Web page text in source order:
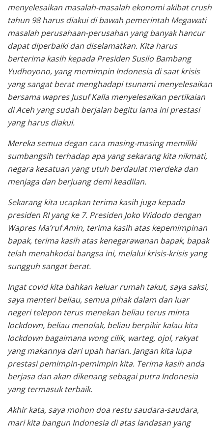
menyelesaikan masalah-masalah ekonomi akibat crush
tahun 98 harus diakui di bawah pemerintah Megawati
masalah perusahaan-perusahan yang banyak hancur
dapat diperbaiki dan diselamatkan. Kita harus
berterima kasih kepada Presiden Susilo Bambang
Yudhoyono, yang memimpin Indonesia di saat krisis
yang sangat berat menghadapi tsunami menyelesaikan
bersama wapres Jusuf Kalla menyelesaikan pertikaian
di Aceh yang sudah berjalan begitu lama ini prestasi
yang harus diakui.
Mereka semua degan cara masing-masing memiliki
sumbangsih terhadap apa yang sekarang kita nikmati,
negara kesatuan yang utuh berdaulat merdeka dan
menjaga dan berjuang demi keadilan.
Sekarang kita ucapkan terima kasih juga kepada
presiden RI yang ke 7. Presiden Joko Widodo dengan
Wapres Ma’ruf Amin, terima kasih atas kepemimpinan
bapak, terima kasih atas kenegarawanan bapak, bapak
telah menahkodai bangsa ini, melalui krisis-krisis yang
sungguh sangat berat.
Ingat covid kita bahkan keluar rumah takut, saya saksi,
saya menteri beliau, semua pihak dalam dan luar
negeri telepon terus menekan beliau terus minta
lockdown, beliau menolak, beliau berpikir kalau kita
lockdown bagaimana wong cilik, warteg, ojol, rakyat
yang makannya dari upah harian. Jangan kita lupa
prestasi pemimpin-pemimpin kita. Terima kasih anda
berjasa dan akan dikenang sebagai putra Indonesia
yang termasuk terbaik.
Akhir kata, saya mohon doa restu saudara-saudara,
mari kita bangun Indonesia di atas landasan yang